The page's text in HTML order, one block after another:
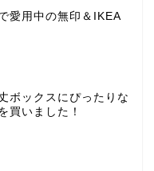
愛用中の無印＆IKEA
ボックスにぴったりな
買いました！